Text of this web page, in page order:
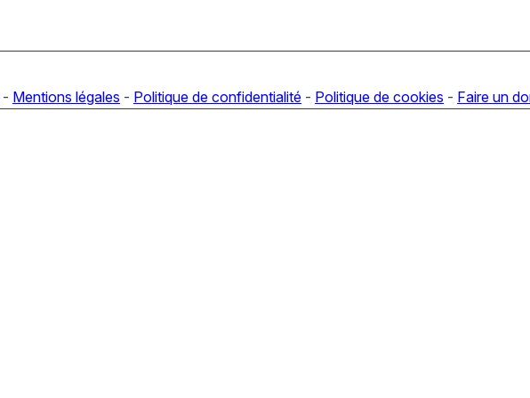
- Mentions légales - Politique de confidentialité - Politique de cookies - Faire un